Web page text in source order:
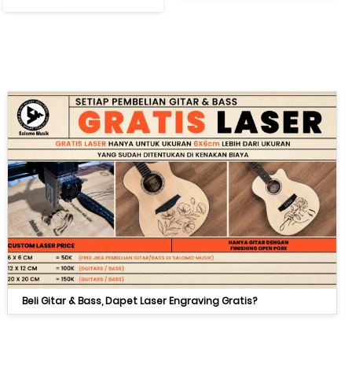
Beli Gitar & Bass, Dapet Laser Engraving Gratis?